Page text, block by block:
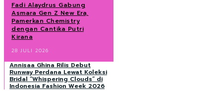
Fadi Alaydrus Gabung
Asmara Gen Z New Era,
Pamerkan Chemistry
dengan Cantika Putri
Kirana
28 JULI 2026
Annisaa Ghina Rilis Debut
Runway Perdana Lewat Koleksi
Bridal “Whispering Clouds” di
Indonesia Fashion Week 2026